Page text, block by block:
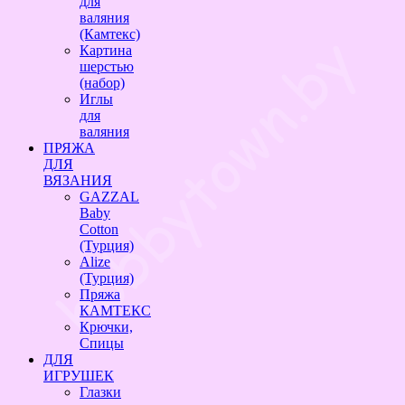
валяния
(Камтекс)
Картина
шерстью
(набор)
Иглы
для
валяния
ПРЯЖА
ДЛЯ
ВЯЗАНИЯ
GAZZAL
Baby
Cotton
(Турция)
Alize
(Турция)
Пряжа
КАМТЕКС
Крючки,
Спицы
ДЛЯ
ИГРУШЕК
Глазки